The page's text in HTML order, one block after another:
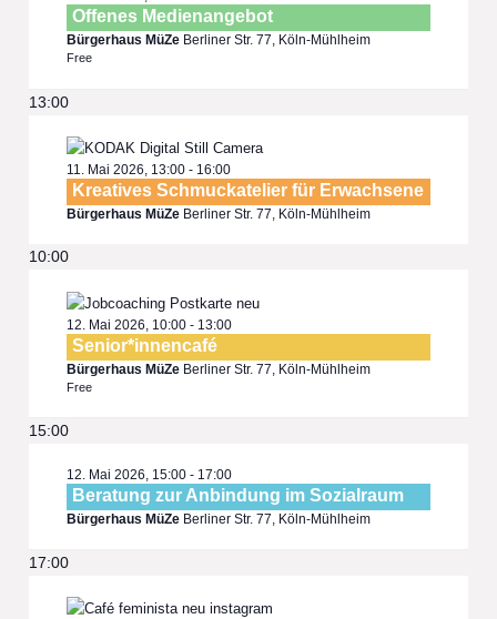
Offenes Medienangebot
Bürgerhaus MüZe Berliner Str. 77, Köln-Mühlheim
Free
13:00
11. Mai 2026, 13:00 - 16:00
Kreatives Schmuckatelier für Erwachsene
Bürgerhaus MüZe Berliner Str. 77, Köln-Mühlheim
10:00
12. Mai 2026, 10:00 - 13:00
Senior*innencafé
Bürgerhaus MüZe Berliner Str. 77, Köln-Mühlheim
Free
15:00
12. Mai 2026, 15:00 - 17:00
Beratung zur Anbindung im Sozialraum
Bürgerhaus MüZe Berliner Str. 77, Köln-Mühlheim
17:00